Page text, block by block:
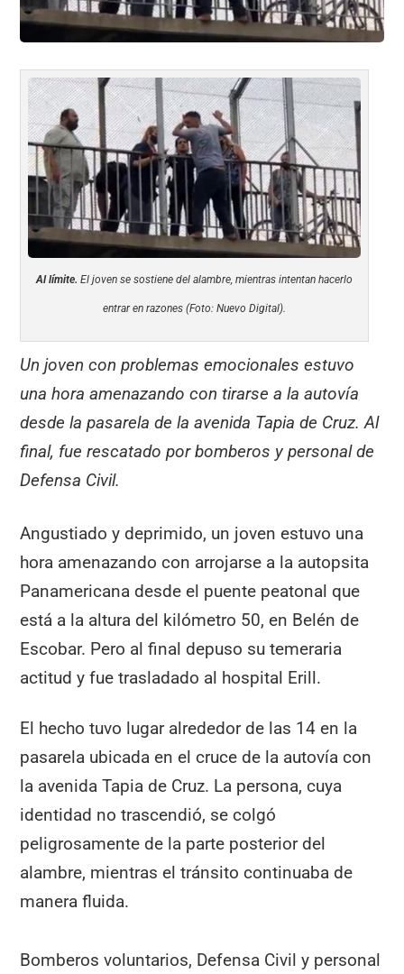
Al límite. El joven se sostiene del alambre, mientras intentan hacerlo
entrar en razones (Foto: Nuevo Digital).
Un joven con problemas emocionales estuvo
una hora amenazando con tirarse a la autovía
desde la pasarela de la avenida Tapia de Cruz. Al
final, fue rescatado por bomberos y personal de
Defensa Civil.
Angustiado y deprimido, un joven estuvo una
hora amenazando con arrojarse a la autopsita
Panamericana desde el puente peatonal que
está a la altura del kilómetro 50, en Belén de
Escobar. Pero al final depuso su temeraria
actitud y fue trasladado al hospital Erill.
El hecho tuvo lugar alrededor de las 14 en la
pasarela ubicada en el cruce de la autovía con
la avenida Tapia de Cruz. La persona, cuya
identidad no trascendió, se colgó
peligrosamente de la parte posterior del
alambre, mientras el tránsito continuaba de
manera fluida.
Bomberos voluntarios, Defensa Civil y personal